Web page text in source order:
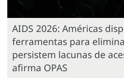
AIDS 2026: Américas
ferramentas para
persistem lacunas de
afirma OPAS